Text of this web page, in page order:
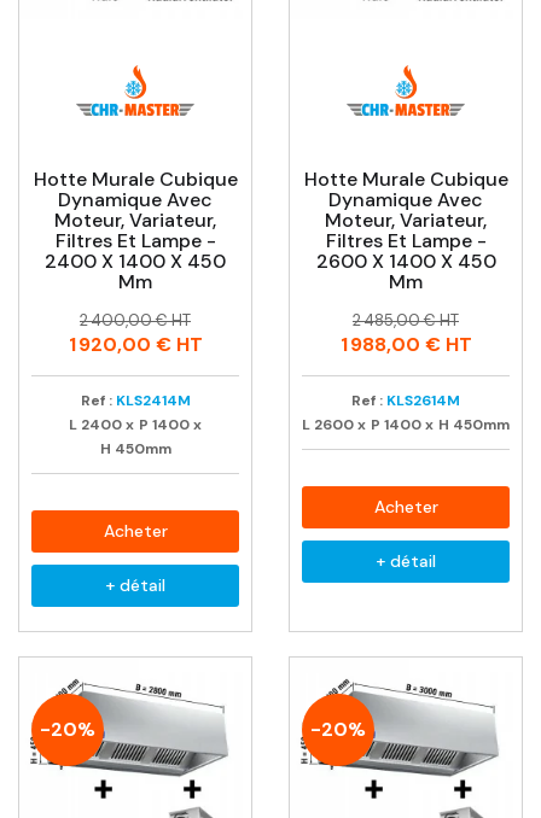
Hotte Murale Cubique
Dynamique Avec
Moteur, Variateur,
Filtres Et Lampe -
2400 X 1400 X 450
Mm
Prix
Prix
habituel
2 400,00 € HT
1 920,00 €HT
Ref : KLS2414M
L 2400x P 1400x
H 450mm
Acheter
+ détail
Hotte Murale Cubique
Dynamique Avec
Moteur, Variateur,
Filtres Et Lampe -
2600 X 1400 X 450
Mm
Prix
Prix
habituel
2 485,00 € HT
1 988,00 €HT
Ref : KLS2614M
L 2600x P 1400x H 450mm
Acheter
+ détail
-20% -20%